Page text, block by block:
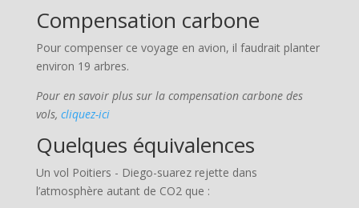
Compensation carbone
Pour compenser ce voyage en avion, il faudrait planter
environ 19 arbres.
Pour en savoir plus sur la compensation carbone des
vols, cliquez-ici
Quelques équivalences
Un vol Poitiers - Diego-suarez rejette dans
l’atmosphère autant de CO2 que :